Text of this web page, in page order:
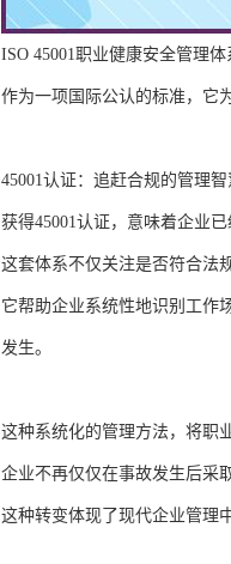
ISO 45001职业健康安全管理
作为一项国际公认的标准，它
45001认证：追赶合规的管理智
获得45001认证，意味着企业
这套体系不仅关注是否符合法
它帮助企业系统性地识别工作
发生。
这种系统化的管理方法，将职
企业不再仅仅在事故发生后采
这种转变体现了现代企业管理